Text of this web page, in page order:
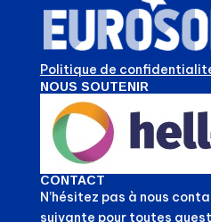
Politique de
NOUS SOUTENIR
CONTACT
N’hésitez pas à nous
suivante pour toutes